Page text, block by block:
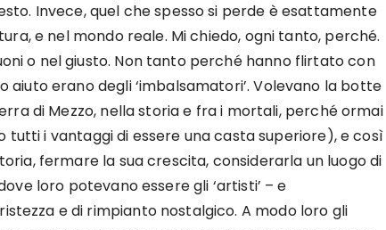
Invece, quel che spesso si perde è esattamente
e nel mondo reale. Mi chiedo, ogni tanto, perché.
o nel giusto. Non tanto perché hanno flirtato con
aiuto erano degli ‘imbalsamatori’. Volevano la botte
di Mezzo, nella storia e fra i mortali, perché ormai
tutti i vantaggi di essere una casta superiore), e così
fermare la sua crescita, considerarla un luogo di
loro potevano essere gli ‘artisti’ – e
e di rimpianto nostalgico. A modo loro gli